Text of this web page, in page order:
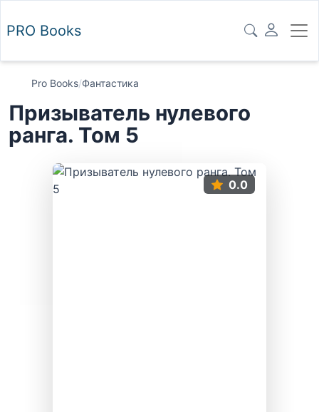
PRO Books
Pro Books/Фантастика
Призыватель нулевого
ранга. Том 5
0.0